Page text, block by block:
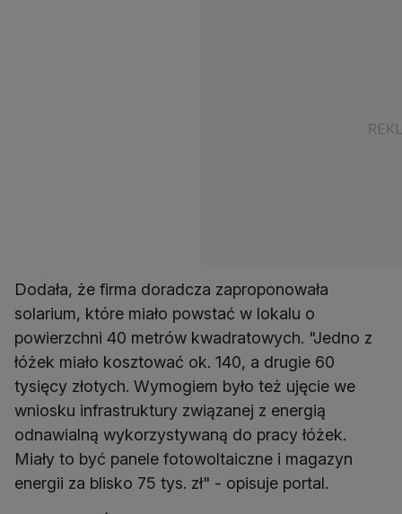
Dodała, że firma doradcza zaproponowała
solarium, które miało powstać w lokalu o
powierzchni 40 metrów kwadratowych. "Jedno z
łóżek miało kosztować ok. 140, a drugie 60
tysięcy złotych. Wymogiem było też ujęcie we
wniosku infrastruktury związanej z energią
odnawialną wykorzystywaną do pracy łóżek.
Miały to być panele fotowoltaiczne i magazyn
energii za blisko 75 tys. zł" - opisuje portal.